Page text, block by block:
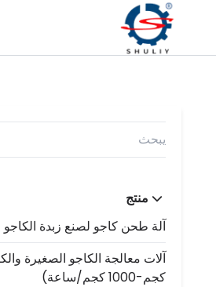
منتج
آلة طحن كاجو لصنع زبدة الكاجو
كجم-1000 كجم/ساعة)